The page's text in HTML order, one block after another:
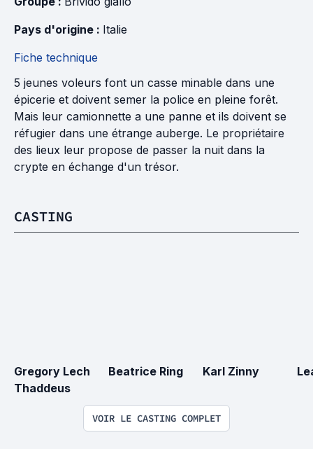
Pays d'origine : Italie
Fiche technique
5 jeunes voleurs font un casse minable dans une
épicerie et doivent semer la police en pleine forêt.
Mais leur camionnette a une panne et ils doivent se
réfugier dans une étrange auberge. Le propriétaire
des lieux leur propose de passer la nuit dans la
crypte en échange d'un trésor.
CASTING
Gregory Lech
Thaddeus
Beatrice Ring Karl Zinny
VOIR LE CASTING COMPLET